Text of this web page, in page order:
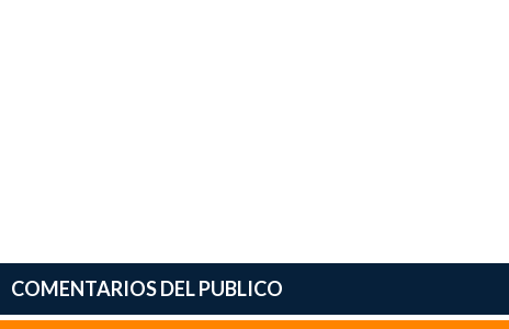
COMENTARIOS DEL PUBLICO